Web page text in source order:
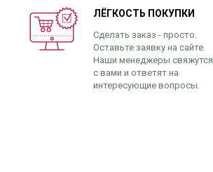
ЛЁГКОСТЬ ПОКУПКИ
Сделать заказ - просто.
Оставьте заявку на сайте.
Наши менеджеры свяжутся
с вами и ответят на
интересующие вопросы.